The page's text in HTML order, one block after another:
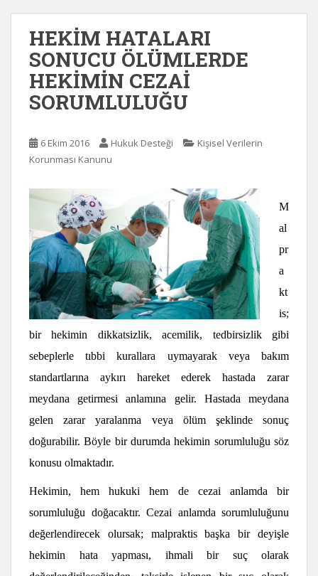
HEKİM HATALARI
SONUCU ÖLÜMLERDE
HEKİMİN CEZAİ
SORUMLULUĞU
6 Ekim 2016 Hukuk Desteği
Kişisel Verilerin
Korunması Kanunu
M
al
pr
a
kt
is;
bir hekimin dikkatsizlik, acemilik, tedbirsizlik gibi
sebeplerle tıbbi kurallara uymayarak veya bakım
standartlarına aykırı hareket ederek hastada zarar
meydana getirmesi anlamına gelir. Hastada meydana
gelen zarar yaralanma veya ölüm şeklinde sonuç
doğurabilir. Böyle bir durumda hekimin sorumluluğu söz
konusu olmaktadır.
Hekimin, hem hukuki hem de cezai anlamda bir
sorumluluğu doğacaktır. Cezai anlamda sorumluluğunu
değerlendirecek olursak; malpraktis başka bir deyişle
hekimin hata yapması, ihmali bir suç olarak